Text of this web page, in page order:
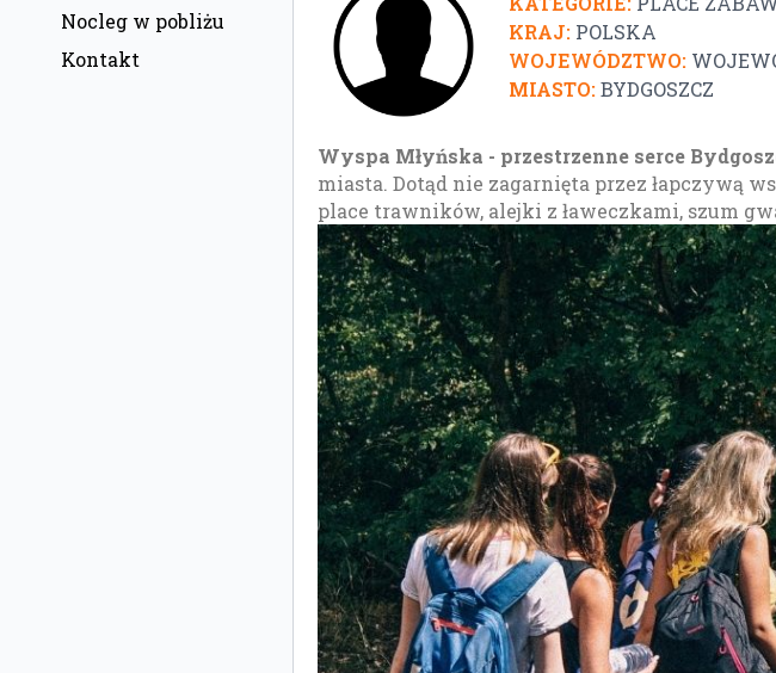
Nocleg w pobliżu
Kontakt
KRAJ: POLSKA
WOJEWÓDZTWO:
MIASTO: BYDGOSZCZ
Wyspa Młyńska - przestrzenne serce
miasta. Dotąd nie zagarnięta przez łapczywą
place trawników, alejki z ławeczkami, szum